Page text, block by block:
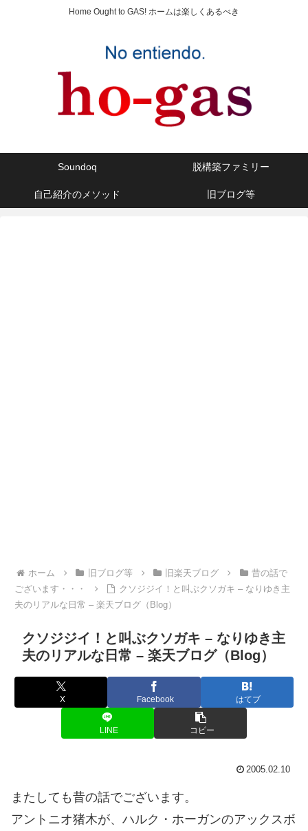
Home Ought to GAS! ホームは楽しくあるべき
Soundoq 脱構築ファミリー
自己紹介のメソッド 旧ブログ等
ホーム 旧ブログ等 旧楽天ブログ
昔の話で
ございます・・・
クソジジイ！と叫ぶクソガキ – なりゆき主
夫のリアルな日常 – 楽天ブログ（Blog）
クソジジイ！と叫ぶクソガキ – なりゆき主
夫のリアルな日常 – 楽天ブログ（Blog）
X Facebook はてブ
LINE コピー
2005.02.10
またしても昔の話でございます。
アントニオ猪木が、ハルク・ホーガンのアックスボ